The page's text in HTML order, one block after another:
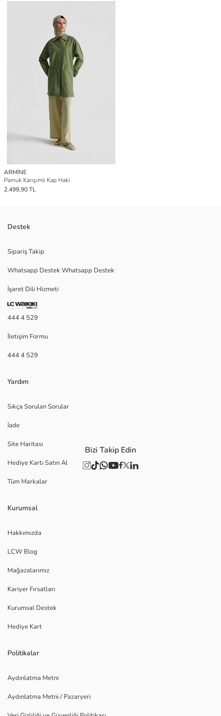
ARMİNE
Pamuk Karışımlı Kap Haki
2.499,90 TL
Destek
Sipariş Takip
Whatsapp Destek Whatsapp Destek
İşaret Dili Hizmeti
444 4 529
İletişim Formu
444 4 529
Yardım
Sıkça Sorulan Sorular
İade
Site Haritası
Hediye Kartı Satın Al
Tüm Markalar
Kurumsal
Hakkımızda
LCW Blog
Mağazalarımız
Kariyer Fırsatları
Kurumsal Destek
Hediye Kart
Politikalar
Aydınlatma Metni
Aydınlatma Metni / Pazaryeri
Bizi Takip Edin